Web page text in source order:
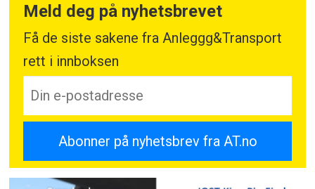
Meld deg på nyhetsbrevet
Få de siste sakene fra Anleggg&Transport
rett i innboksen